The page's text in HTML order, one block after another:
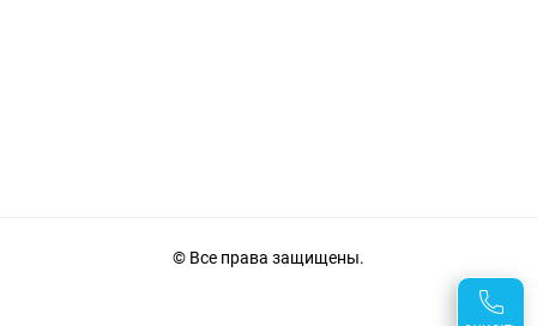
© Все права защищены.